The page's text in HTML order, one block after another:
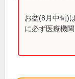
お盆(8月中旬)
に必ず医療機